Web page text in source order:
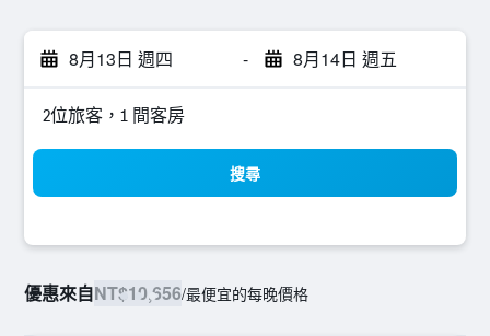
8月13日 週四 - 8月14日 週五
2位旅客，1 間客房
搜尋
優惠來自NT$10,656/最便宜的每晚價格